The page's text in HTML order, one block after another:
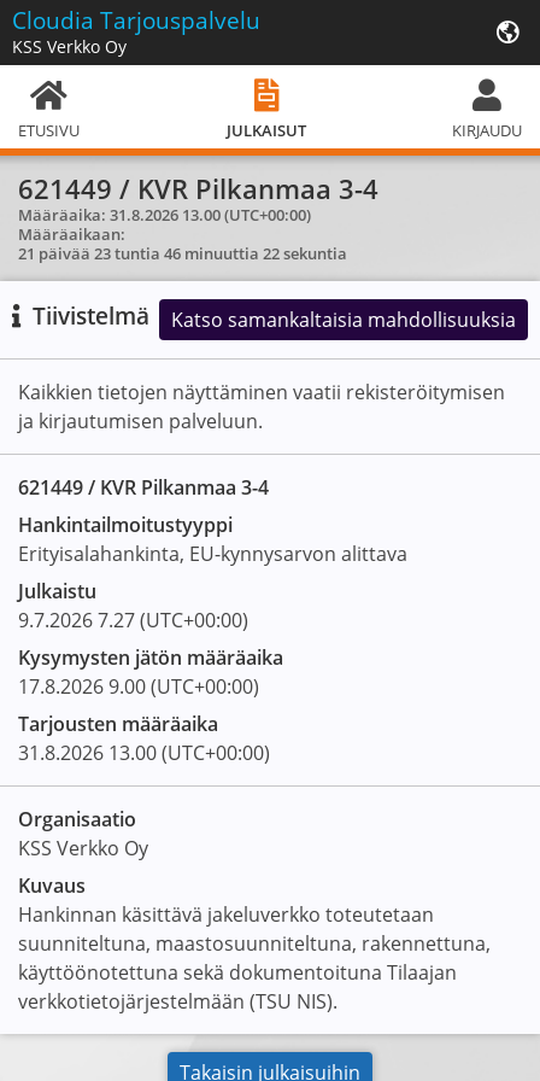
Cloudia Tarjouspalvelu
KSS Verkko Oy
ETUSIVU JULKAISUT KIRJAUDU
621449 / KVR Pilkanmaa 3-4
Määräaika: 31.8.2026 13.00(UTC+00:00)
Määräaikaan:
21 päivää 23 tuntia 46 minuuttia 22 sekuntia
Tiivistelmä Katso samankaltaisia mahdollisuuksia
Kaikkien tietojen näyttäminen vaatii rekisteröitymisen
ja kirjautumisen palveluun.
621449 / KVR Pilkanmaa 3-4
Hankintailmoitus­tyyppi
Erityisalahankinta, EU-kynnysarvon alittava
Julkaistu
9.7.20267.27(UTC+00:00)
Kysymysten jätön määräaika
17.8.20269.00(UTC+00:00)
Tarjousten määräaika
31.8.2026 13.00(UTC+00:00)
Organisaatio
KSS Verkko Oy
Kuvaus
Hankinnan käsittävä jakeluverkko toteutetaan
suunniteltuna, maastosuunniteltuna, rakennettuna,
käyttöönotettuna sekä dokumentoituna Tilaajan
verkkotietojärjestelmään (TSU NIS).
Takaisin julkaisuihin